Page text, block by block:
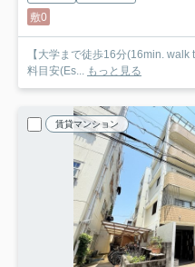
敷0
【大学まで徒歩16分(16min.
料目安(Es... もっと見る
賃貸マンション